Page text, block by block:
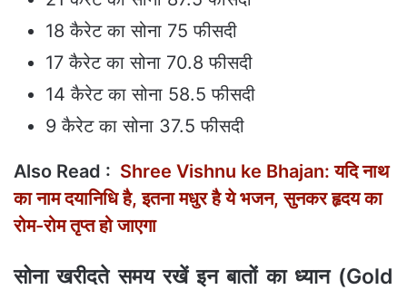
18 कैरेट का सोना 75 फीसदी
17 कैरेट का सोना 70.8 फीसदी
14 कैरेट का सोना 58.5 फीसदी
9 कैरेट का सोना 37.5 फीसदी
Also Read : Shree Vishnu ke Bhajan: यदि नाथ
का नाम दयानिधि है, इतना मधुर है ये भजन, सुनकर हृदय का
रोम-रोम तृप्‍त हो जाएगा
सोना खरीदते समय रखें इन बातों का ध्यान (Gold